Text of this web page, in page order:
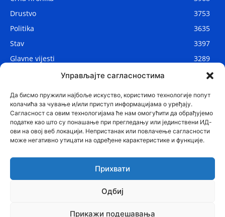
Управљајте сагласностима
Да бисмо пружили најбоље искуство, користимо технологије попут
колачића за чување и/или приступ информацијама о уређају.
Сагласност са овим технологијама ће нам омогућити да обрађујемо
податке као што су понашање при прегледању или јединствени ИД-
ови на овој веб локацији. Непристанак или повлачење сагласности
може негативно утицати на одређене карактеристике и функције.
Прихвати
Одбиј
Прикажи подешавања
Drustvo
3753
Politika
3635
Stav
3397
Glavne vijesti
3289
2914